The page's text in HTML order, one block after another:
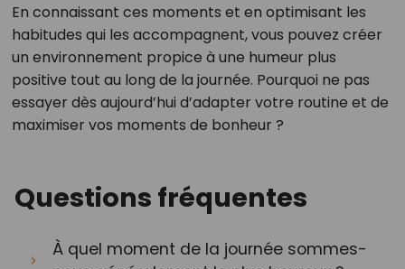
En connaissant ces moments et en optimisant les
habitudes qui les accompagnent, vous pouvez créer
un environnement propice à une humeur plus
positive tout au long de la journée. Pourquoi ne pas
essayer dès aujourd’hui d’adapter votre routine et de
maximiser vos moments de bonheur ?
Questions fréquentes
À quel moment de la journée sommes-